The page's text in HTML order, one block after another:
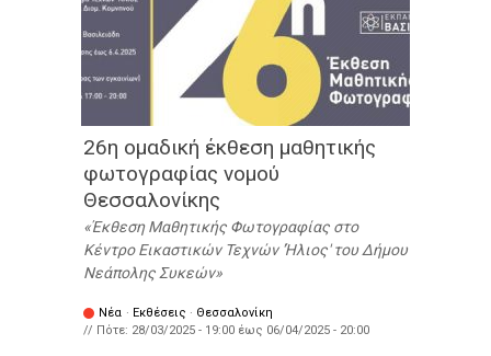
26η ομαδική έκθεση μαθητικής
φωτογραφίας νομού
Θεσσαλονίκης
Έκθεση Μαθητικής Φωτογραφίας στο
Κέντρο Εικαστικών Τεχνών 'Ήλιος' του Δήμου
Νεάπολης Συκεών
Νέα · Εκθέσεις · Θεσσαλονίκη
// Πότε: 28/03/2025 - 19:00 έως 06/04/2025 - 20:00